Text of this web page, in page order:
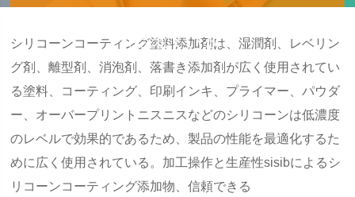
用されている。
シリコーンコーティング塗料添加剤は、湿潤剤、レベリン
グ剤、離型剤、消泡剤、落書き添加剤が広く使用されてい
る塗料、コーティング、印刷インキ、プライマー、パウダ
ー、オーバープリントニスニスなどのシリコーンは低濃度
のレベルで効果的であるため、製品の性能を最適化するた
めに広く使用されている。加工操作と生産性sisibによるシ
リコーンコーティング添加物、信頼できる